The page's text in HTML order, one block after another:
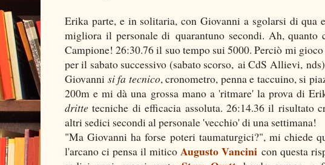
Erika parte, e in solitaria, con Giovanni a sgolarsi di qua
migliora il personale di quarantuno secondi. Ah, quanto
Campione! 26:30.76 il suo tempo sui 5000. Perciò mi
per il sabato successivo (sabato scorso, ai CdS Allievi,
Giovanni si fa tecnico, cronometro, penna e taccuino, si
200m e mi dà una grossa mano a 'ritmare' la prova di
dritte tecniche di efficacia assoluta. 26:14.36 il risultato
altri sedici secondi al personale 'vecchio' di una settimana!
"Ma Giovanni ha forse poteri taumaturgici?", mi chiede
l'arcano ci pensa il miticoAugusto Vancini con questa